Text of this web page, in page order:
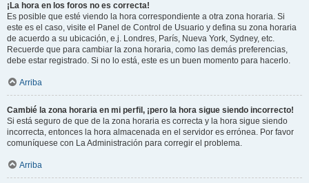
¡La hora en los foros no es correcta!
Es posible que esté viendo la hora correspondiente a otra zona horaria. Si
este es el caso, visite el Panel de Control de Usuario y defina su zona horaria
de acuerdo a su ubicación, e.j. Londres, París, Nueva York, Sydney, etc.
Recuerde que para cambiar la zona horaria, como las demás preferencias,
debe estar registrado. Si no lo está, este es un buen momento para hacerlo.
Arriba
Cambié la zona horaria en mi perfil, ¡pero la hora sigue siendo incorrecto!
Si está seguro de que de la zona horaria es correcta y la hora sigue siendo
incorrecta, entonces la hora almacenada en el servidor es errónea. Por favor
comuníquese con La Administración para corregir el problema.
Arriba